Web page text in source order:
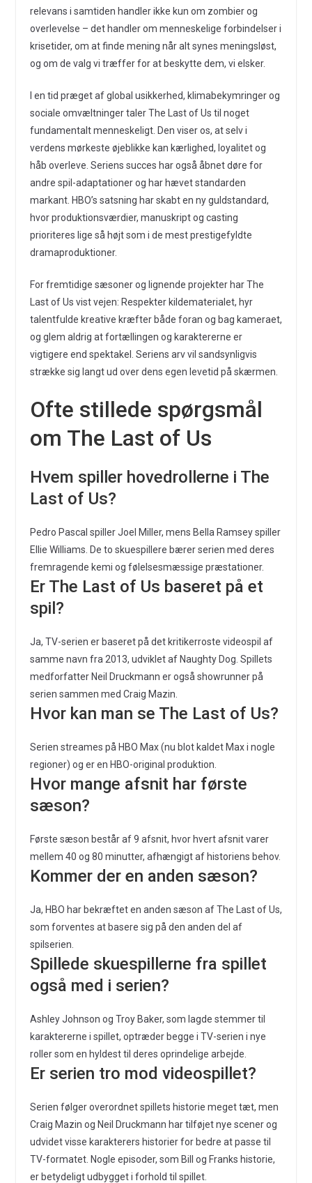
relevans i samtiden handler ikke kun om zombier og
overlevelse – det handler om menneskelige forbindelser i
krisetider, om at finde mening når alt synes meningsløst,
og om de valg vi træffer for at beskytte dem, vi elsker.
I en tid præget af global usikkerhed, klimabekymringer og
sociale omvæltninger taler The Last of Us til noget
fundamentalt menneskeligt. Den viser os, at selv i
verdens mørkeste øjeblikke kan kærlighed, loyalitet og
håb overleve. Seriens succes har også åbnet døre for
andre spil-adaptationer og har hævet standarden
markant. HBO’s satsning har skabt en ny guldstandard,
hvor produktionsværdier, manuskript og casting
prioriteres lige så højt som i de mest prestigefyldte
dramaproduktioner.
For fremtidige sæsoner og lignende projekter har The
Last of Us vist vejen: Respekter kildematerialet, hyr
talentfulde kreative kræfter både foran og bag kameraet,
og glem aldrig at fortællingen og karaktererne er
vigtigere end spektakel. Seriens arv vil sandsynligvis
strække sig langt ud over dens egen levetid på skærmen.
Ofte stillede spørgsmål
om The Last of Us
Hvem spiller hovedrollerne i The
Last of Us?
Pedro Pascal spiller Joel Miller, mens Bella Ramsey spiller
Ellie Williams. De to skuespillere bærer serien med deres
fremragende kemi og følelsesmæssige præstationer.
Er The Last of Us baseret på et
spil?
Ja, TV-serien er baseret på det kritikerroste videospil af
samme navn fra 2013, udviklet af Naughty Dog. Spillets
medforfatter Neil Druckmann er også showrunner på
serien sammen med Craig Mazin.
Hvor kan man se The Last of Us?
Serien streames på HBO Max (nu blot kaldet Max i nogle
regioner) og er en HBO-original produktion.
Hvor mange afsnit har første
sæson?
Første sæson består af 9 afsnit, hvor hvert afsnit varer
mellem 40 og 80 minutter, afhængigt af historiens behov.
Kommer der en anden sæson?
Ja, HBO har bekræftet en anden sæson af The Last of Us,
som forventes at basere sig på den anden del af
spilserien.
Spillede skuespillerne fra spillet
også med i serien?
Ashley Johnson og Troy Baker, som lagde stemmer til
karaktererne i spillet, optræder begge i TV-serien i nye
roller som en hyldest til deres oprindelige arbejde.
Er serien tro mod videospillet?
Serien følger overordnet spillets historie meget tæt, men
Craig Mazin og Neil Druckmann har tilføjet nye scener og
udvidet visse karakterers historier for bedre at passe til
TV-formatet. Nogle episoder, som Bill og Franks historie,
er betydeligt udbygget i forhold til spillet.